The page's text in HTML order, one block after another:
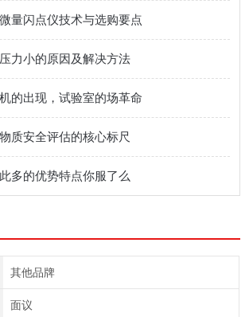
量闪点仪技术与选购要点
力小的原因及解决方法
的出现，试验室的场革命
质安全评估的核心标尺
多的优势特点你服了么
其他品牌
面议